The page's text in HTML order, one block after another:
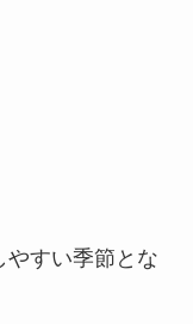
やすい季節とな